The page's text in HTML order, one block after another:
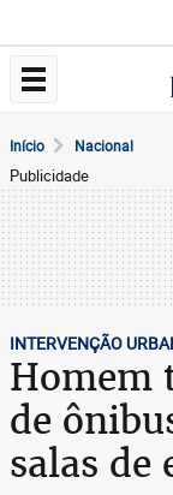
Início Nacional
Publicidade
INTERVENÇÃO
Homem
de
salas de